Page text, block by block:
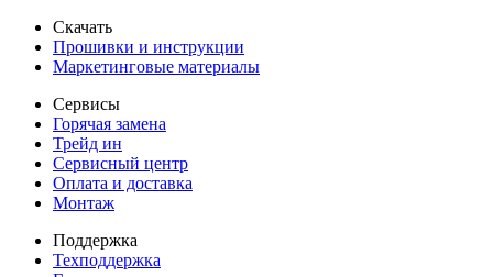
Скачать
Прошивки и инструкции
Маркетинговые материалы
Сервисы
Горячая замена
Трейд ин
Сервисный центр
Оплата и доставка
Монтаж
Поддержка
Техподдержка